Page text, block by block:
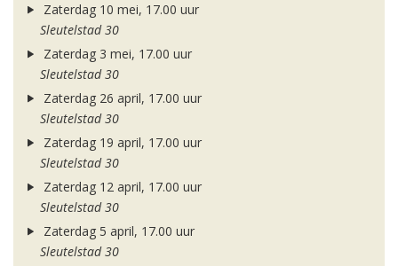
Zaterdag 10 mei, 17.00 uur
Sleutelstad 30
Zaterdag 3 mei, 17.00 uur
Sleutelstad 30
Zaterdag 26 april, 17.00 uur
Sleutelstad 30
Zaterdag 19 april, 17.00 uur
Sleutelstad 30
Zaterdag 12 april, 17.00 uur
Sleutelstad 30
Zaterdag 5 april, 17.00 uur
Sleutelstad 30